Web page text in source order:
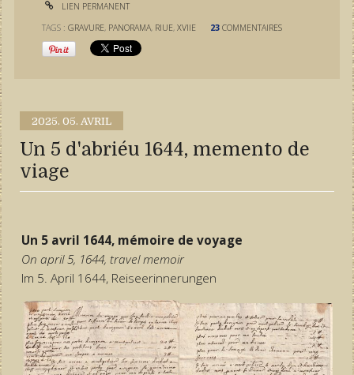
LIEN PERMANENT
TAGS :GRAVURE, PANORAMA, RIUE,XVIIE 23 COMMENTAIRES
2025. 05. AVRIL
Un 5 d'abriéu 1644, memento de
viage
Un 5 avril 1644, mémoire de voyage
On april 5, 1644, travel memoir
Im 5. April 1644, Reiseerinnerungen